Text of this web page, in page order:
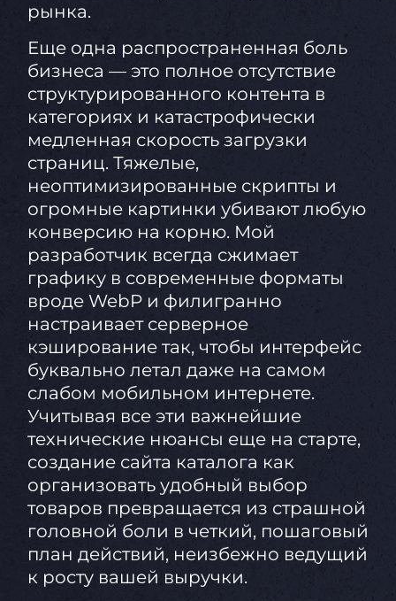
рынка.
Еще одна распространенная боль
бизнеса — это полное отсутствие
структурированного контента в
категориях и катастрофически
медленная скорость загрузки
страниц. Тяжелые,
неоптимизированные скрипты и
огромные картинки убивают любую
конверсию на корню. Мой
разработчик всегда сжимает
графику в современные форматы
вроде WebP и филигранно
настраивает серверное
кэширование так, чтобы интерфейс
буквально летал даже на самом
слабом мобильном интернете.
Учитывая все эти важнейшие
технические нюансы еще на старте,
создание сайта каталога как
организовать удобный выбор
товаров превращается из страшной
головной боли в четкий, пошаговый
план действий, неизбежно ведущий
к росту вашей выручки.